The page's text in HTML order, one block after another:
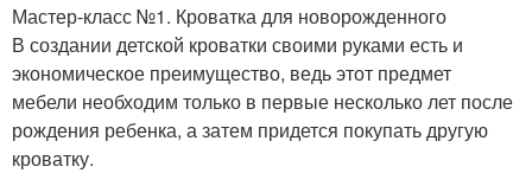
Мастер-класс №1. Кроватка для новорожденного
В создании детской кроватки своими руками есть и
экономическое преимущество, ведь этот предмет
мебели необходим только в первые несколько лет после
рождения ребенка, а затем придется покупать другую
кроватку.